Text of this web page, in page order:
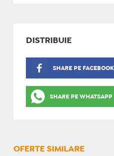
DISTRIBUIE
SHARE PE FACEBOOK
SHARE PE WHATSAPP
OFERTE SIMILARE